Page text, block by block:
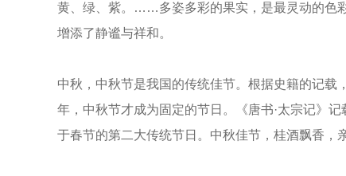
黄、绿、紫。……多姿多彩的果实，是最灵动的色
增添了静谧与祥和。
中秋，中秋节是我国的传统佳节。根据史籍的记载
年，中秋节才成为固定的节日。《唐书·太宗记》
于春节的第二大传统节日。中秋佳节，桂酒飘香，